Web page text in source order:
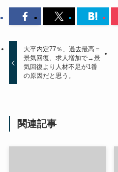
大卒内定77％、過去最高＝
景気回復、求人増加で→景
気回復より人材不足が1番
の原因だと思う。
関連記事